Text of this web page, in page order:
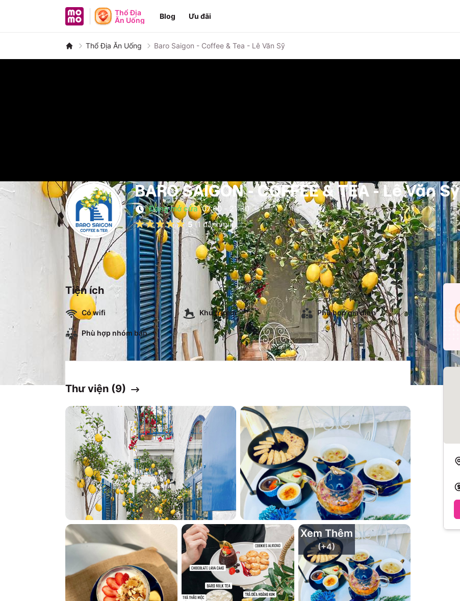
MoMo - Ứng dụng tài chính
Thổ Địa
Ăn Uống
Blog Ưu đãi
Thổ Địa Ăn Uống Baro Saigon - Coffee & Tea - Lê Văn Sỹ
BARO SAIGON - COFFEE & TEA - Lê Văn Sỹ
Đang mở cửa 07:00 - 21:30
5 (1 đánh giá)
Tiện ích
Có wifi Khu trẻ em Phù hợp gia đình
Phù hợp nhóm bạn
Thư viện (9)
Xem Thêm
(+4)